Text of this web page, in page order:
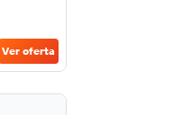
Ver oferta